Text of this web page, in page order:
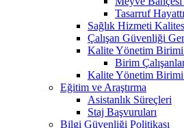
Tasarruf
Sağlık Hizmeti
Çalışan Güvenliği
Kalite Yönetim Birimi
Birim
Kalite Yönetim
Eğitim ve Araştırma
Asistanlık Süreçleri
Staj Başvuruları
Bilgi Güvenliği Politikası